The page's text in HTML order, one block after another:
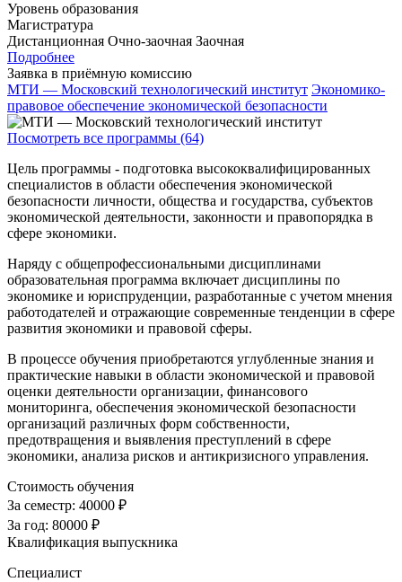
Уровень образования
Магистратура
Дистанционная Очно-заочная Заочная
Подробнее
Заявка в приёмную комиссию
МТИ — Московский технологический институт Экономико-
правовое обеспечение экономической безопасности
Посмотреть все программы (64)
Цель программы - подготовка высококвалифицированных
специалистов в области обеспечения экономической
безопасности личности, общества и государства, субъектов
экономической деятельности, законности и правопорядка в
сфере экономики.
Наряду с общепрофессиональными дисциплинами
образовательная программа включает дисциплины по
экономике и юриспруденции, разработанные с учетом мнения
работодателей и отражающие современные тенденции в сфере
развития экономики и правовой сферы.
В процессе обучения приобретаются углубленные знания и
практические навыки в области экономической и правовой
оценки деятельности организации, финансового
мониторинга, обеспечения экономической безопасности
организаций различных форм собственности,
предотвращения и выявления преступлений в сфере
экономики, анализа рисков и антикризисного управления.
Стоимость обучения
За семестр: 40000 ₽
За год: 80000 ₽
Квалификация выпускника
Специалист